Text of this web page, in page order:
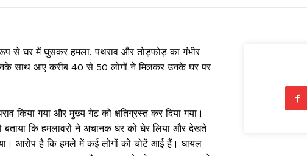
से घर में घुसकर हमला, पथराव और तोड़फोड़ का गंभीर
साथ आए करीब 40 से 50 लोगों ने मिलकर उनके घर पर
किया गया और मुख्य गेट को क्षतिग्रस्त कर दिया गया।
बताया कि हमलावरों ने अचानक घर को घेर लिया और देखते
आरोप है कि हमले में कई लोगों को चोटें आई हैं। घायल